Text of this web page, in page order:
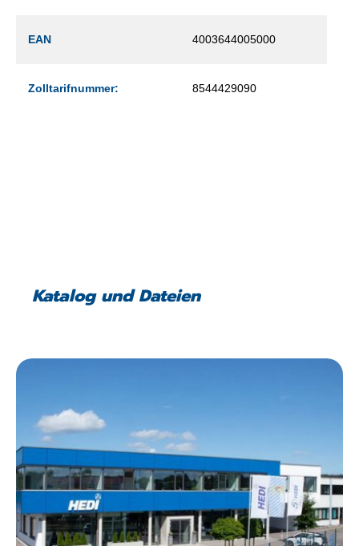
EAN 4003644005000
Zolltarifnummer: 8544429090
Katalog und Dateien